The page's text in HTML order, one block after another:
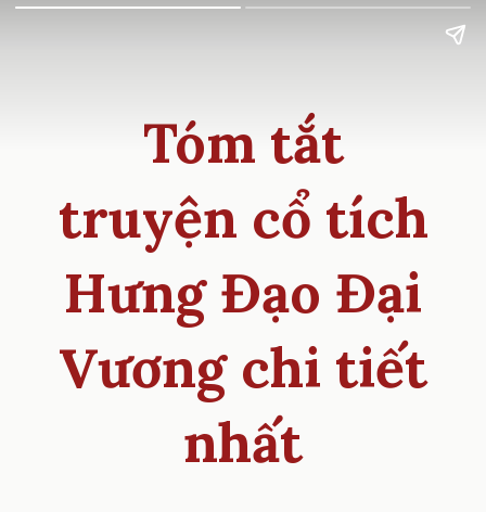
Tóm tắt
truyện cổ tích
Hưng Đạo Đại
Vương chi tiết
nhất